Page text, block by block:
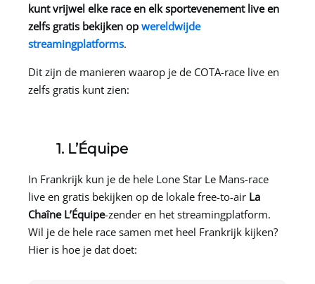
kunt vrijwel elke race en elk sportevenement live en
zelfs gratis bekijken op wereldwijde
streamingplatforms.
Dit zijn de manieren waarop je de COTA-race live en
zelfs gratis kunt zien:
1. L’Équipe
In Frankrijk kun je de hele Lone Star Le Mans-race
live en gratis bekijken op de lokale free-to-air La
Chaîne L’Équipe-zender en het streamingplatform.
Wil je de hele race samen met heel Frankrijk kijken?
Hier is hoe je dat doet: